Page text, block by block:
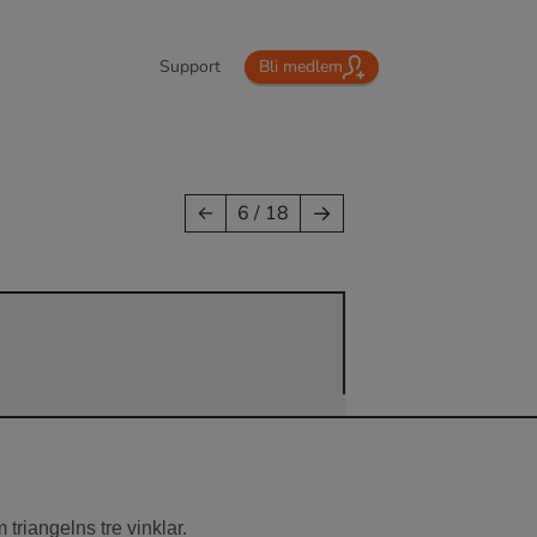
Support Bli medlem
← 6 / 18 →
triangelns tre vinklar.